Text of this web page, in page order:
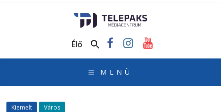
Médiacentrum
honlapja
Élő
Kiemelt Város